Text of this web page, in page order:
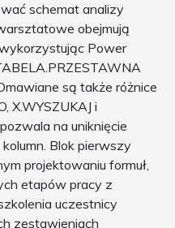
schemat analizy
obejmują
Power
są także różnice
X.WYSZUKAJ i
na uniknięcie
Blok pierwszy
projektowaniu formuł,
etapów pracy z
uczestnicy
zestawieniach